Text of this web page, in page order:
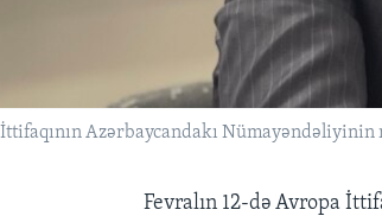
Azərbaycandakı
Fevralın 12-də Avropa